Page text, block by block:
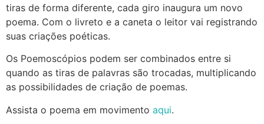
tiras de forma diferente, cada giro inaugura um novo
poema. Com o livreto e a caneta o leitor vai registrando
suas criações poéticas.
Os Poemoscópios podem ser combinados entre si
quando as tiras de palavras são trocadas, multiplicando
as possibilidades de criação de poemas.
Assista o poema em movimento aqui.